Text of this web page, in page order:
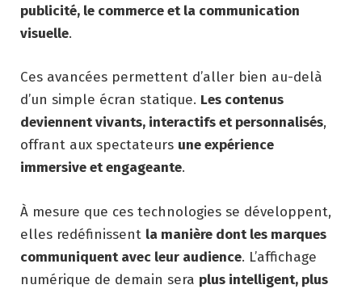
publicité, le commerce et la communication
visuelle.
Ces avancées permettent d’aller bien au-delà
d’un simple écran statique. Les contenus
deviennent vivants, interactifs et personnalisés,
offrant aux spectateurs une expérience
immersive et engageante.
À mesure que ces technologies se développent,
elles redéfinissent la manière dont les marques
communiquent avec leur audience. L’affichage
numérique de demain sera plus intelligent, plus